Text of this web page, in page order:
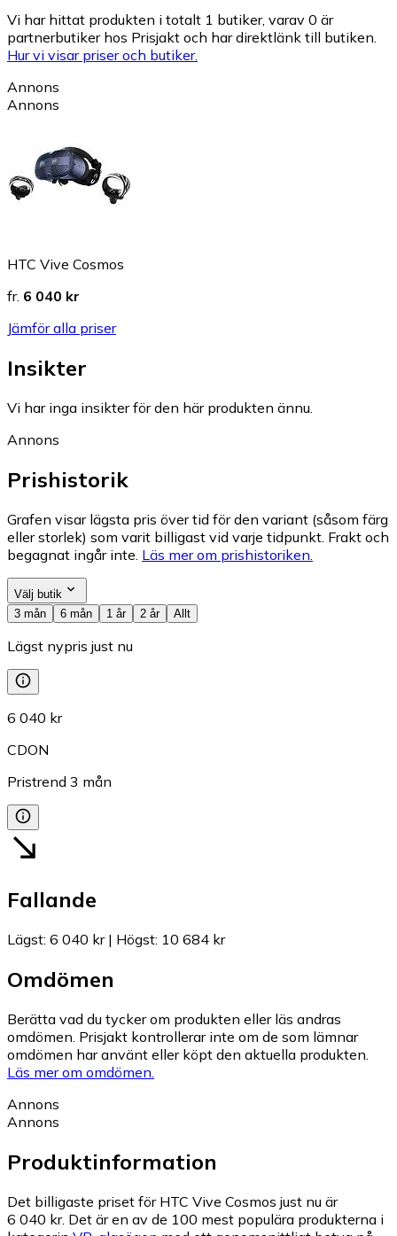
Vi har hittat produkten i totalt 1 butiker, varav 0 är
partnerbutiker hos Prisjakt och har direktlänk till butiken.
Hur vi visar priser och butiker.
Annons
Annons
HTC Vive Cosmos
fr. 6 040 kr
Jämför alla priser
Insikter
Vi har inga insikter för den här produkten ännu.
Annons
Prishistorik
Grafen visar lägsta pris över tid för den variant (såsom färg
eller storlek) som varit billigast vid varje tidpunkt. Frakt och
begagnat ingår inte. Läs mer om prishistoriken.
Välj butik
3 mån
6 mån 1 år 2 år Allt
Lägst nypris just nu
6 040 kr
CDON
Pristrend 3 mån
Fallande
Lägst: 6 040 kr| Högst: 10 684 kr
Omdömen
Berätta vad du tycker om produkten eller läs andras
omdömen. Prisjakt kontrollerar inte om de som lämnar
omdömen har använt eller köpt den aktuella produkten.
Läs mer om omdömen.
Annons
Annons
Produktinformation
Det billigaste priset för HTC Vive Cosmos just nu är
6 040 kr. Det är en av de 100 mest populära produkterna i